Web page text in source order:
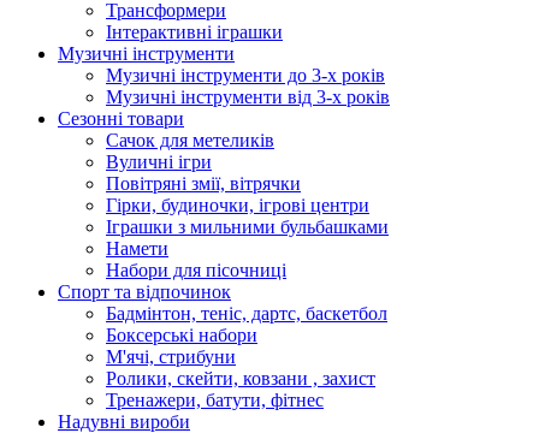
Трансформери
Інтерактивні іграшки
Музичні інструменти
Музичні інструменти до 3-х років
Музичні інструменти від 3-х років
Сезонні товари
Сачок для метеликів
Вуличні ігри
Повітряні змії, вітрячки
Гірки, будиночки, ігрові центри
Іграшки з мильними бульбашками
Намети
Набори для пісочниці
Спорт та відпочинок
Бадмінтон, теніс, дартс, баскетбол
Боксерські набори
М'ячі, стрибуни
Ролики, скейти, ковзани , захист
Тренажери, батути, фітнес
Надувні вироби